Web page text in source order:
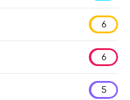
6
6
5